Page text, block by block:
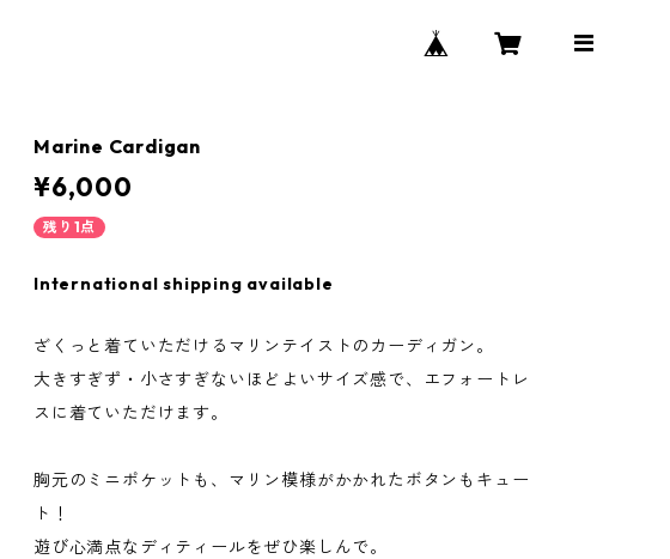
Marine Cardigan
¥6,000
残り1点
International shipping available
ざくっと着ていただけるマリンテイストのカーディガン。
大きすぎず・小さすぎないほどよいサイズ感で、エフォートレ
スに着ていただけます。
胸元のミニポケットも、マリン模様がかかれたボタンもキュー
ト！
遊び心満点なディティールをぜひ楽しんで。